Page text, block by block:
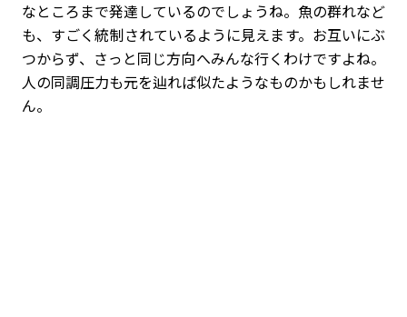
なところまで発達しているのでしょうね。魚の群れなど
も、すごく統制されているように見えます。お互いにぶ
つからず、さっと同じ方向へみんな行くわけですよね。
人の同調圧力も元を辿れば似たようなものかもしれませ
ん。